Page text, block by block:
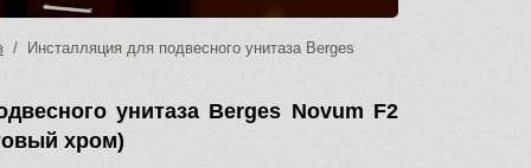
/ Инсталляция для подвесного унитаза Berges
унитаза Berges Novum F2
хром)